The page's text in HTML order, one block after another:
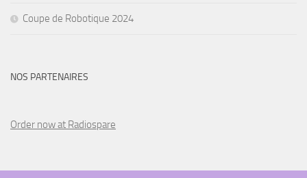
Coupe de Robotique 2024
NOS PARTENAIRES
Order now at Radiospare